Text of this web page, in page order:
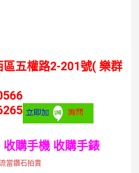
五權路2-201號( 樂群
收購手機 收購手錶
當鑽石拍賣